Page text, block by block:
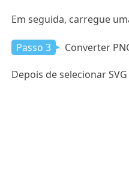
Em seguida, carregue
Passo 3 Converter
Depois de selecionar